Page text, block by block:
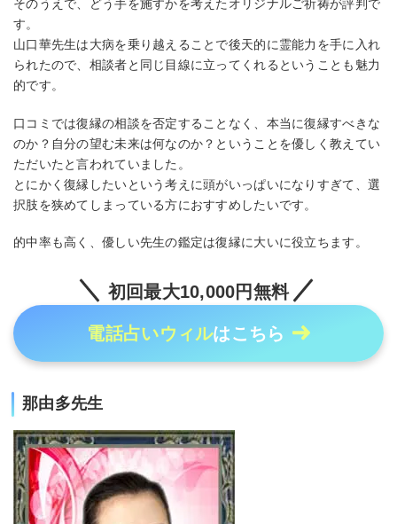
そのうえで、どう手を施すかを考えたオリジナルご祈祷が評判で
す。
山口華先生は大病を乗り越えることで後天的に霊能力を手に入れ
られたので、相談者と同じ目線に立ってくれるということも魅力
的です。
口コミでは復縁の相談を否定することなく、本当に復縁すべきな
のか？自分の望む未来は何なのか？ということを優しく教えてい
ただいたと言われていました。
とにかく復縁したいという考えに頭がいっぱいになりすぎて、選
択肢を狭めてしまっている方におすすめしたいです。
的中率も高く、優しい先生の鑑定は復縁に大いに役立ちます。
初回最大10,000円無料
電話占いウィルはこちら
那由多先生